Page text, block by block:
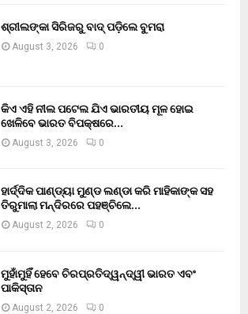
ଶ୍ରୀଲଙ୍କା ସିରିଜରୁ ବାଦ୍ ପଡ଼ିଲେ ବୁମରା
August 3, 2026 0
କିଏ ଏହି ନୀଲ ପଟେଲ ଯିଏ ଭାରତୀୟ ମୂଳ ହୋଇ
ଖେଳିବେ ଭାରତ ବିପକ୍ଷରେ…
August 3, 2026 0
ହାର୍ଦ୍ଦିକ ପାଣ୍ଡ୍ୟା ମୁଣ୍ଡ ଲଣ୍ଡା କରି ମାହିକାଙ୍କ ସହ
ତିରୁମାଲା ମନ୍ଦିରରେ ପହଞ୍ଚିଲେ…
August 2, 2026 0
ମୁହାଁମୁହିଁ ହେବେ ଚିରପ୍ରତିଦ୍ୱନ୍ଦ୍ୱୀ ଭାରତ ଏବଂ
ପାକିସ୍ତାନ
August 2, 2026 0